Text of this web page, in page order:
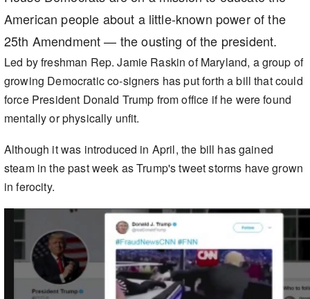
American people about a little-known power of the
25th Amendment — the ousting of the president.
Led by freshman Rep. Jamie Raskin of Maryland, a group of
growing Democratic co-signers has put forth a bill that could
force President Donald Trump from office if he were found
mentally or physically unfit.
Although it was introduced in April, the bill has gained
steam in the past week as Trump's tweet storms have grown
in ferocity.